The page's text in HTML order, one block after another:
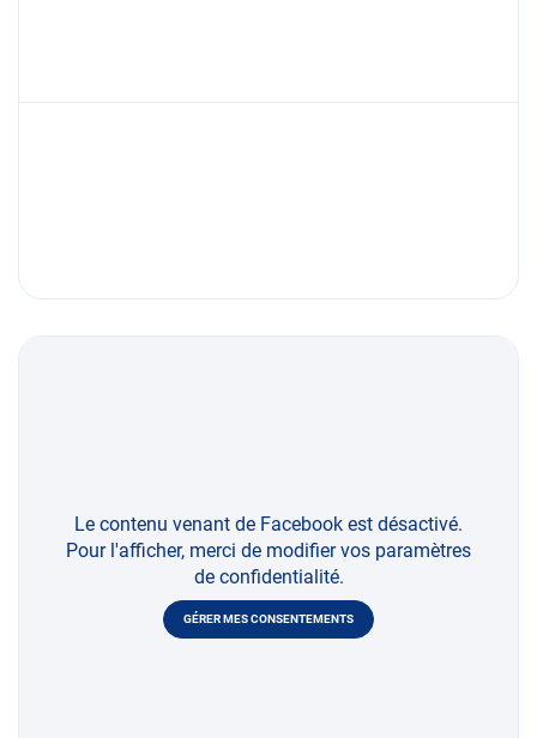
Le contenu venant de Facebook est désactivé.
Pour l'afficher, merci de modifier vos paramètres
de confidentialité.
GÉRER MES CONSENTEMENTS